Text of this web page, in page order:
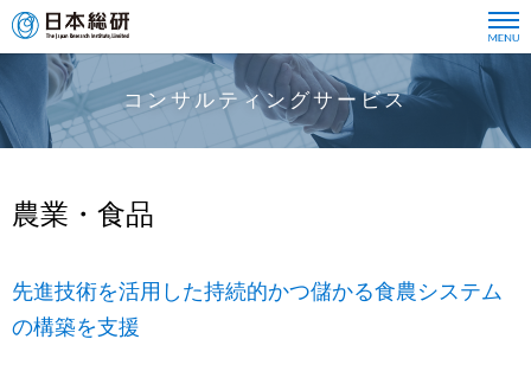
コンサルティングサービス
農業・食品
先進技術を活用した持続的かつ儲かる食農システム
の構築を支援